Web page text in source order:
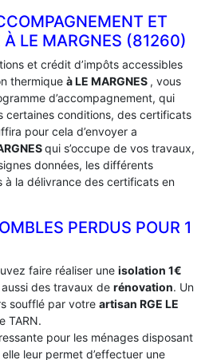
ET
À ‎LE MARGNES (81260)
et crédit d’impôts accessibles
thermique à LE MARGNES , vous
d’accompagnement, qui
certaines conditions, des certificats
pour cela d’envoyer a
qui s’occupe de vos travaux,
données, les différents
à la délivrance des certificats en
PERDUS POUR 1
faire réaliser une isolation 1€
aussi des travaux de rénovation. Un
soufflé par votre artisan RGE LE
TARN.
pour les ménages disposant
leur permet d’effectuer une